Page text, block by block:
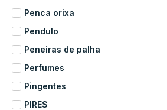
Penca orixa
Pendulo
Peneiras de palha
Perfumes
Pingentes
PIRES